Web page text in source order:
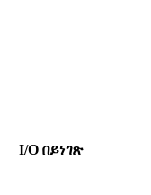
I/O በይነገጽ